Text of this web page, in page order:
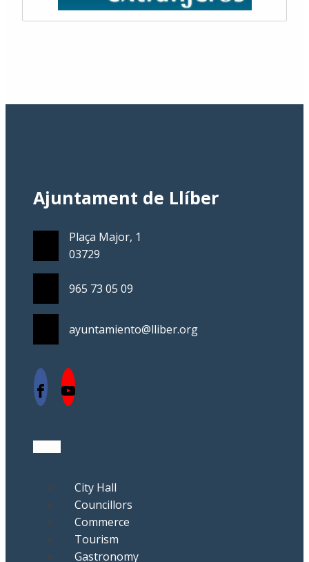
Ajuntament de Llíber
Plaça Major, 1
03729
965 73 05 09
ayuntamiento@lliber.org
City Hall
Councillors
Commerce
Tourism
Gastronomy